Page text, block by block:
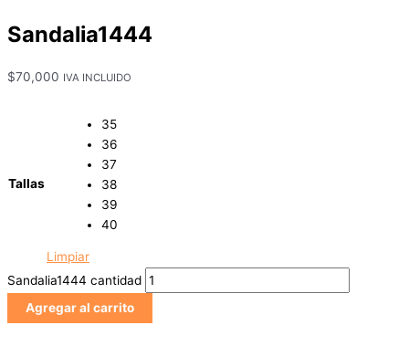
Sandalia1444
$70,000 IVA INCLUIDO
Tallas
35
36
37
38
39
40
Limpiar
Sandalia1444 cantidad
Agregar al carrito